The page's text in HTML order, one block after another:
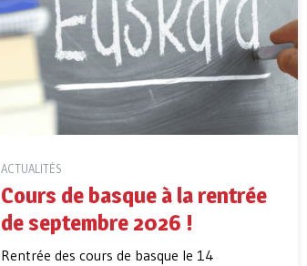
ACTUALITÉS
Cours de basque à la rentrée
de septembre 2026 !
Rentrée des cours de basque le 14